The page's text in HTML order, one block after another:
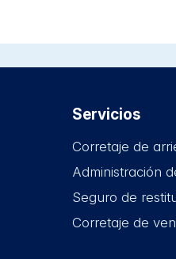
Servicios
Corretaje de
Administración
Seguro de
Corretaje de